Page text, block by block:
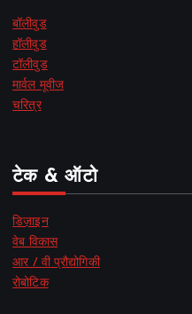
बॉलीवुड
हॉलीवुड
टॉलीवुड
मार्वल मूवीज
चरित्र
टेक & ऑटो
डिज़ाइन
वेब विकास
आर / वी प्रौद्योगिकी
रोबोटिक